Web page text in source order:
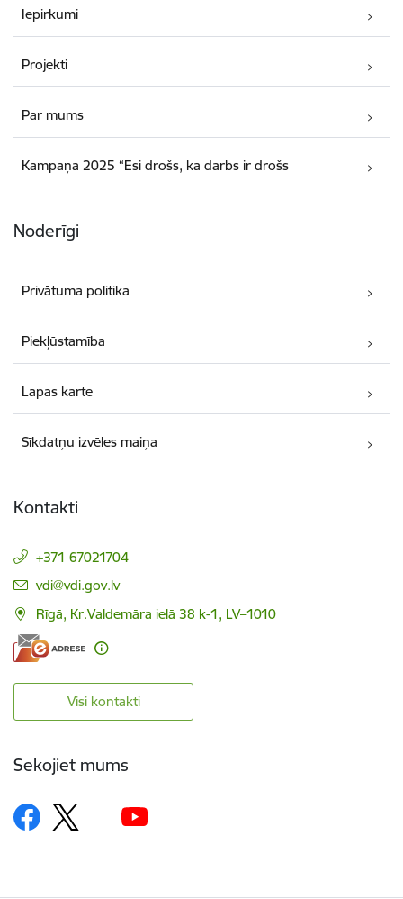
Iepirkumi
Projekti
Par mums
Kampaņa 2025 “Esi drošs, ka darbs ir drošs
Noderīgi
Privātuma politika
Piekļūstamība
Lapas karte
Sīkdatņu izvēles maiņa
Kontakti
+371 67021704
E-pasts:
vdi@vdi.gov.lv
Rīgā, Kr.Valdemāra ielā 38 k-1, LV–1010
Visi kontakti
Sekojiet mums